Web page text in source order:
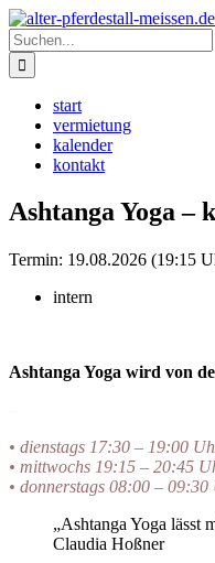
Zum
Inhalt
springen
Instagram
Suche
nach:
start
vermietung
kalender
kontakt
Ashtanga Yoga
Termin: 19.08.2026 (19:15
intern
Ashtanga Yoga wird von
• dienstags 17:30 – 19:00
• mittwochs 19:15 – 20:45
• donnerstags 08:00 – 09:30
„Ashtanga Yoga lässt
Claudia Hoßner